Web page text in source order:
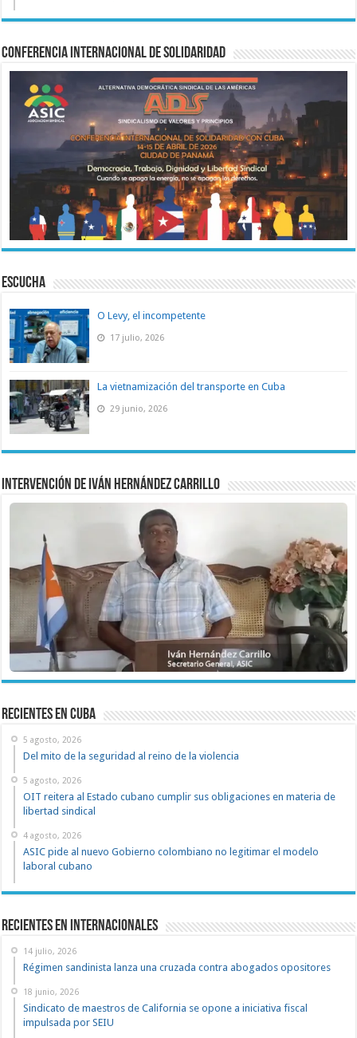
Conferencia Internacional de Solidaridad
ESCUCHA
O Levy, el incompetente
17 julio, 2026
La vietnamización del transporte en Cuba
29 junio, 2026
Intervención de Iván Hernández Carrillo
recientes en cuba
5 agosto, 2026
Del mito de la seguridad al reino de la violencia
5 agosto, 2026
OIT reitera al Estado cubano cumplir sus obligaciones en materia de
libertad sindical
4 agosto, 2026
ASIC pide al nuevo Gobierno colombiano no legitimar el modelo
laboral cubano
Recientes en Internacionales
14 julio, 2026
Régimen sandinista lanza una cruzada contra abogados opositores
18 junio, 2026
Sindicato de maestros de California se opone a iniciativa fiscal
impulsada por SEIU